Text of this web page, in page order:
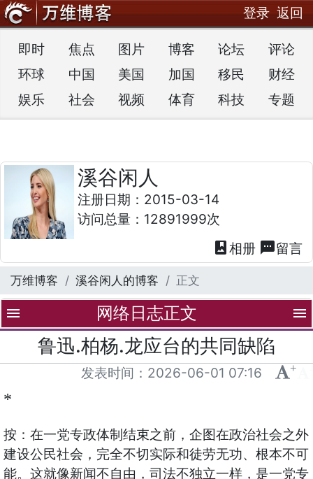
登录 返回
即时 焦点 图片 博客 论坛
评论
环球
中国 美国 加国 移民
财经
娱乐
社会 视频 体育 科技 专题
溪谷闲人
注册日期：2015-03-14
访问总量：12891999次
photo_album 相册 textsms留言
万维博客 溪谷闲人的博客 正文
menu 网络日志正文 menu
鲁迅.柏杨.龙应台的共同缺陷
发表时间： 2026-06-01 07:16 +
*
按：在一党专政体制结束之前，企图在政治社会之外
建设公民社会，完全不切实际和徒劳无功、根本不可
能。这就像新闻不自由，司法不独立一样，是一党专